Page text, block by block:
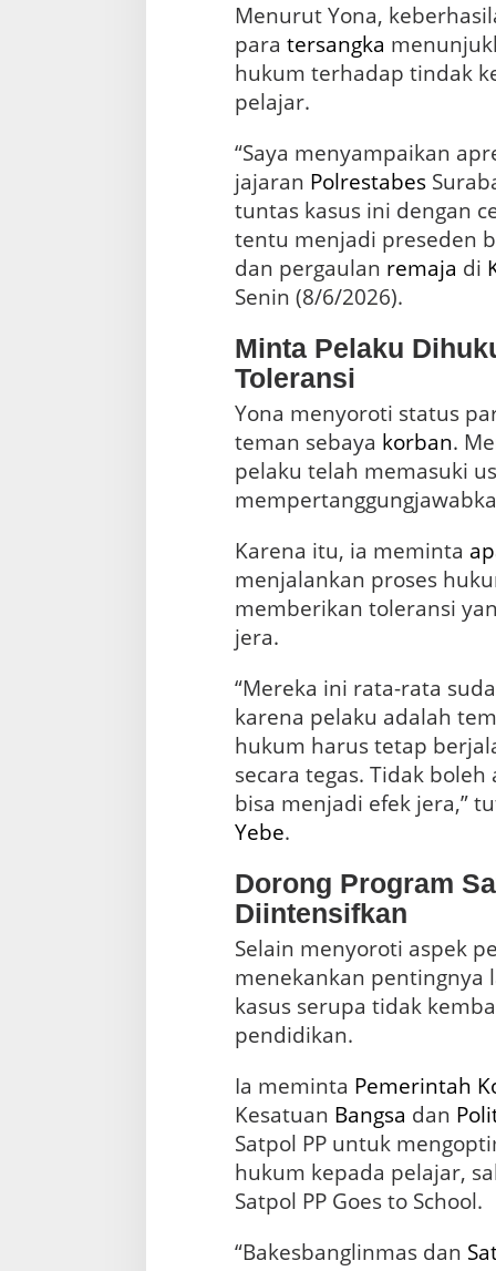
k
u
m
D
r
k
a
t
Menurut Yona,
para tersangka
hukum terhadap tindak
pelajar.
“Saya menyampaikan
jajaran Polrestabes
tuntas kasus ini dengan
tentu menjadi preseden
dan pergaulan remaja di
Senin (8/6/2026).
Minta Pelaku
Toleransi
Yona menyoroti status
teman sebaya korban.
pelaku telah memasuki
Karena itu, ia meminta
menjalankan proses
memberikan toleransi
jera.
“Mereka ini rata-rata
karena pelaku adalah
hukum harus tetap
secara tegas. Tidak
bisa menjadi efek jera,”
Yebe.
Dorong Program
Diintensifkan
Selain menyoroti aspek
menekankan pentingnya
kasus serupa tidak
pendidikan.
Ia meminta Pemerintah
Kesatuan Bangsa dan
Satpol PP untuk
hukum kepada pelajar,
Satpol PP Goes to School.
“Bakesbanglinmas dan